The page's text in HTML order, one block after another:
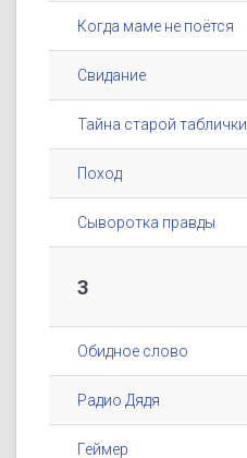
Когда маме не поётся
Свидание
Тайна старой таблички
Поход
Сыворотка правды
3
Обидное слово
Радио Дядя
Геймер